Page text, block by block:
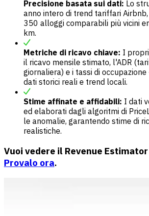
Precisione basata sui dati: Lo
anno intero di trend tariffari
350 alloggi comparabili più vicini
km.
Metriche di ricavo chiave: I
il ricavo mensile stimato, l'ADR
giornaliera) e i tassi di
dati storici reali e trend locali.
Stime affinate e affidabili: I dati
ed elaborati dagli algoritmi di
le anomalie, garantendo stime di
realistiche.
Vuoi vedere il Revenue
Provalo ora.